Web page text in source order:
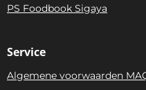
PS Foodbook Sigaya
Service
Algemene voorwaarden